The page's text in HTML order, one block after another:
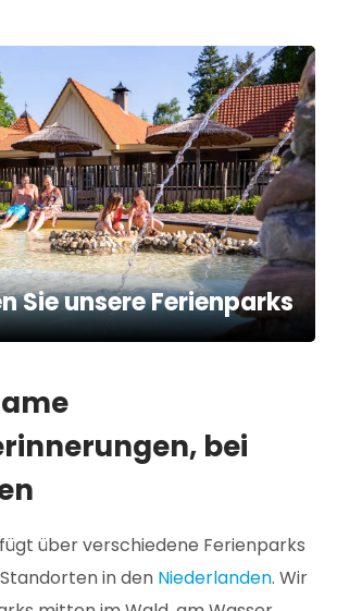
Sie unsere Ferienparks
bei
über verschiedene Ferienparks
in den Niederlanden. Wir